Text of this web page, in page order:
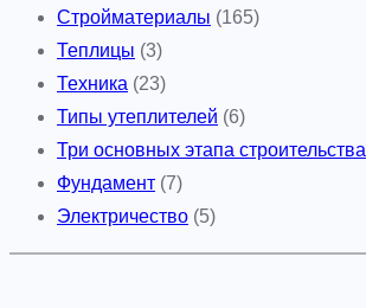
и
х
о
л
о
г
—
н
Стройматериалы (165)
Теплицы (3)
Техника (23)
Типы утеплителей (6)
Три основных этапа строительства
Фундамент (7)
Электричество (5)